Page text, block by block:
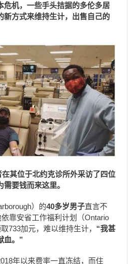
危机，一些手头拮据的多伦多居
新方式来维持生计，出售自己的
其位于北约克诊所外采访了四位
要钱而来这里。
）的40多岁男子直言不
靠安省工作福利计划（Ontario
733加元，难以维持生计， “我甚
血。”
年以来费率一直冻结，而住